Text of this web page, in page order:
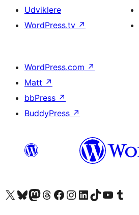
Udviklere
WordPress.tv ↗
WordPress.com ↗
Matt ↗
bbPress ↗
BuddyPress ↗
Besøg vores X (tidligere Twitter) konto
Besøg vores Bluesky-konto
Besøg vores Mastodon konto
Besøg vores Threads-konto
Besøg vores Facebook sideBesøg vores Instagram konto
Besøg vores LinkedIn konto
Besøg vores TikTok-konto
Besøg vores YouTube-kanalBesøg vores Tumblr-konto